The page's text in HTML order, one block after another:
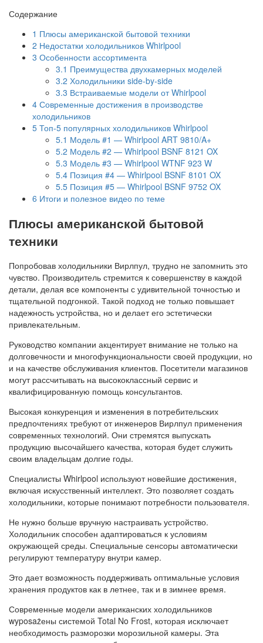
Содержание
1 Плюсы американской бытовой техники
2 Недостатки холодильников Whirlpool
3 Особенности ассортимента
3.1 Преимущества двухкамерных моделей
3.2 Холодильники side-by-side
3.3 Встраиваемые модели от Whirlpool
4 Современные достижения в производстве
холодильников
5 Топ-5 популярных холодильников Whirlpool
5.1 Модель #1 — Whirlpool ART 9810/A+
5.2 Модель #2 — Whirlpool BSNF 8121 OX
5.3 Модель #3 — Whirlpool WTNF 923 W
5.4 Позиция #4 — Whirlpool BSNF 8101 OX
5.5 Позиция #5 — Whirlpool BSNF 9752 OX
6 Итоги и полезное видео по теме
Плюсы американской бытовой
техники
Попробовав холодильники Вирлпул, трудно не запомнить это
чувство. Производитель стремится к совершенству в каждой
детали, делая все компоненты с удивительной точностью и
тщательной подгонкой. Такой подход не только повышает
надежность устройства, но и делает его эстетически
привлекательным.
Руководство компании акцентирует внимание не только на
долговечности и многофункциональности своей продукции, но
и на качестве обслуживания клиентов. Посетители магазинов
могут рассчитывать на высококлассный сервис и
квалифицированную помощь консультантов.
Высокая конкуренция и изменения в потребительских
предпочтениях требуют от инженеров Вирлпул применения
современных технологий. Они стремятся выпускать
продукцию высочайшего качества, которая будет служить
своим владельцам долгие годы.
Специалисты Whirlpool используют новейшие достижения,
включая искусственный интеллект. Это позволяет создать
холодильники, которые понимают потребности пользователя.
Не нужно больше вручную настраивать устройство.
Холодильник способен адаптироваться к условиям
окружающей среды. Специальные сенсоры автоматически
регулируют температуру внутри камер.
Это дает возможность поддерживать оптимальные условия
хранения продуктов как в летнее, так и в зимнее время.
Современные модели американских холодильников
wyposażены системой Total No Frost, которая исключает
необходимость разморозки морозильной камеры. Эта